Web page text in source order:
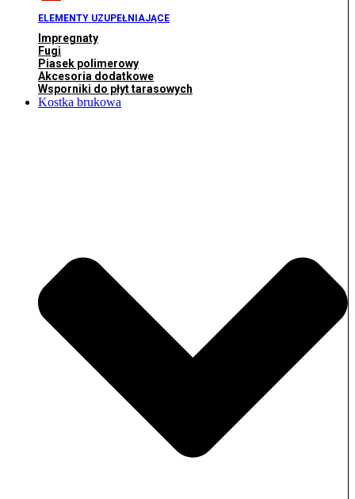
ELEMENTY UZUPEŁNIAJĄCE
Impregnaty
Fugi
Piasek polimerowy
Akcesoria dodatkowe
Wsporniki do płyt tarasowych
Kostka brukowa